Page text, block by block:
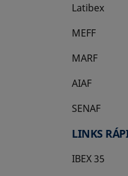
Latibex
se abre en
MEFF
se abre en
MARF
AIAF
SENAF
LINKS
IBEX 35